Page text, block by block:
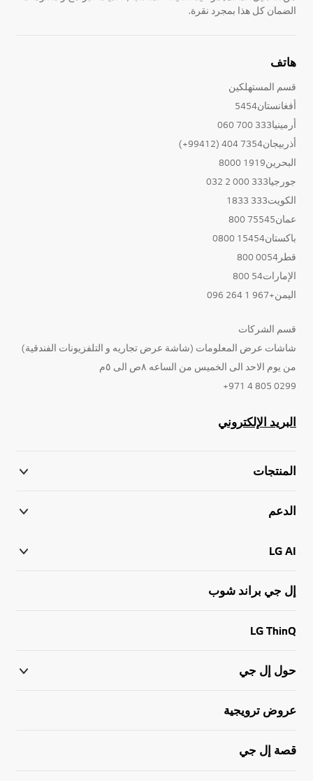
الضمان كل هذا بمجرد نقرة.
هاتف
قسم المستهلكين
أفغانستان5454
أرمينيا333 700 060
أذربيجان7354 404 (99412+)
البحرين1919 8000
جورجيا333 000 2 032
الكويت333 1833
عمان75545 800
باكستان15454 0800
قطر0054 800
الإمارات54 800
اليمن+967 1 264 096
قسم الشركات
شاشات عرض المعلومات (شاشة عرض تجاريه و التلفزيونات الفندقية)
من يوم الاحد الى الخميس من الساعه ٨ص الى ٥م
0299 805 4 971+
البريد الإلكتروني
المنتجات
الدعم
LG AI
إل جي براند شوب
LG ThinQ
حول إل جي
عروض ترويجية
قصة إل جي